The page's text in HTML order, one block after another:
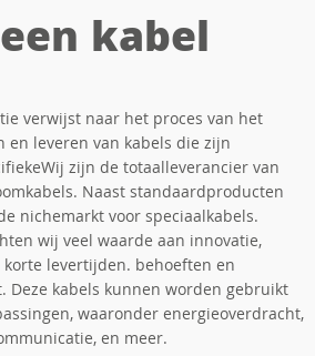
kabel
verwijst naar het proces van het
leveren van kabels die zijn
zijn de totaalleverancier van
Naast standaardproducten
nichemarkt voor speciaalkabels.
wij veel waarde aan innovatie,
levertijden. behoeften en
Deze kabels kunnen worden gebruikt
waaronder energieoverdracht,
en meer.